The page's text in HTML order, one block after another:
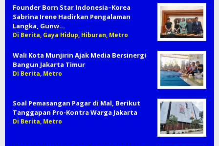
Founder Born Star Indonesia–Korea
Sabrina Irene Hadirkan Pengalaman
Langka, Gunw…
Di Berita, Gaya Hidup, Hiburan, Metro
Wali Kota Munjirin Ajak Media Bersinergi
Bangun Jakarta Timur
Di Berita, Metro
Soal Pemasangan Pagar di Mal, Berikut
Tanggapan Pro-Kontra Warga Jakarta
Di Berita, Metro